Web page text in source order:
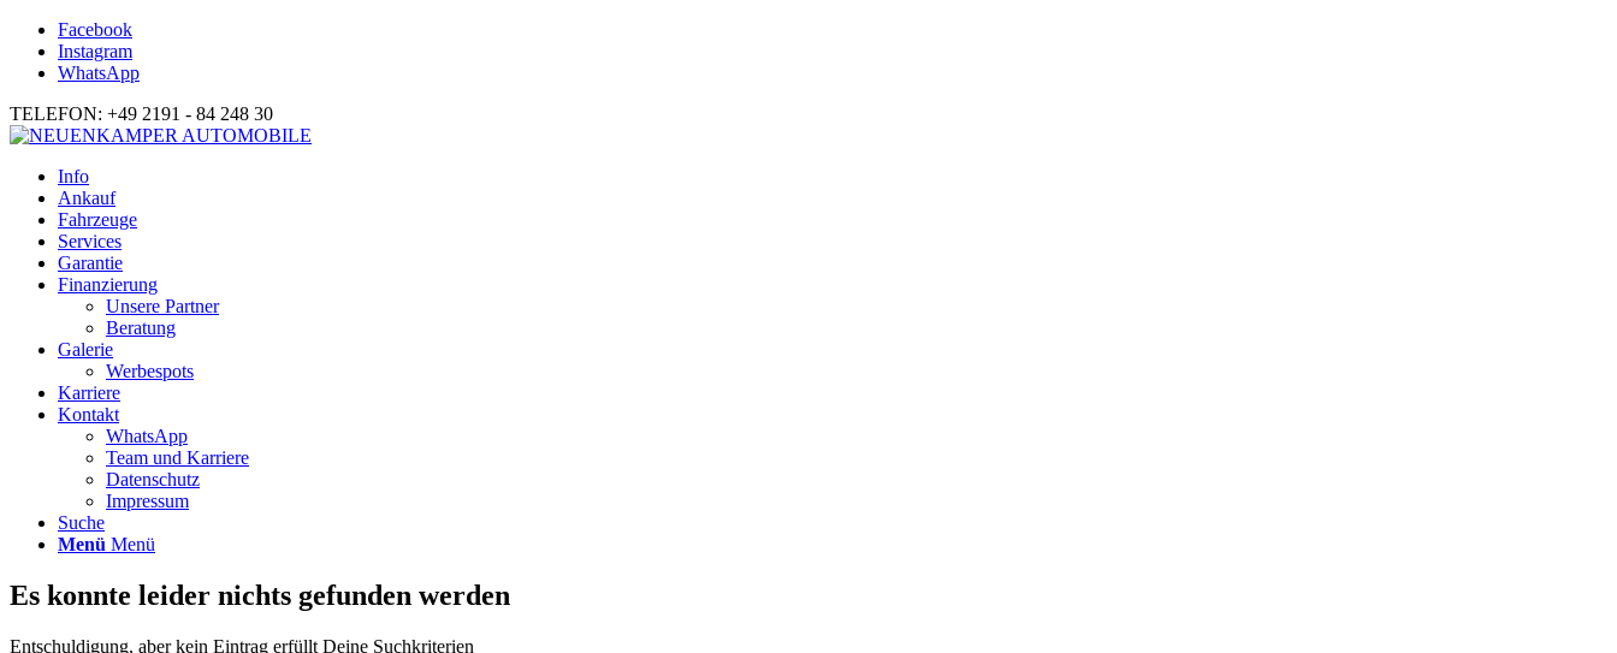
Facebook
Instagram
WhatsApp
TELEFON: +49 2191 - 84 248 30
Info
Ankauf
Fahrzeuge
Services
Garantie
Finanzierung
Unsere Partner
Beratung
Galerie
Werbespots
Karriere
Kontakt
WhatsApp
Team und Karriere
Datenschutz
Impressum
Suche
Menü Menü
Es konnte leider nichts gefunden werden
Entschuldigung, aber kein Eintrag erfüllt Deine Suchkriterien